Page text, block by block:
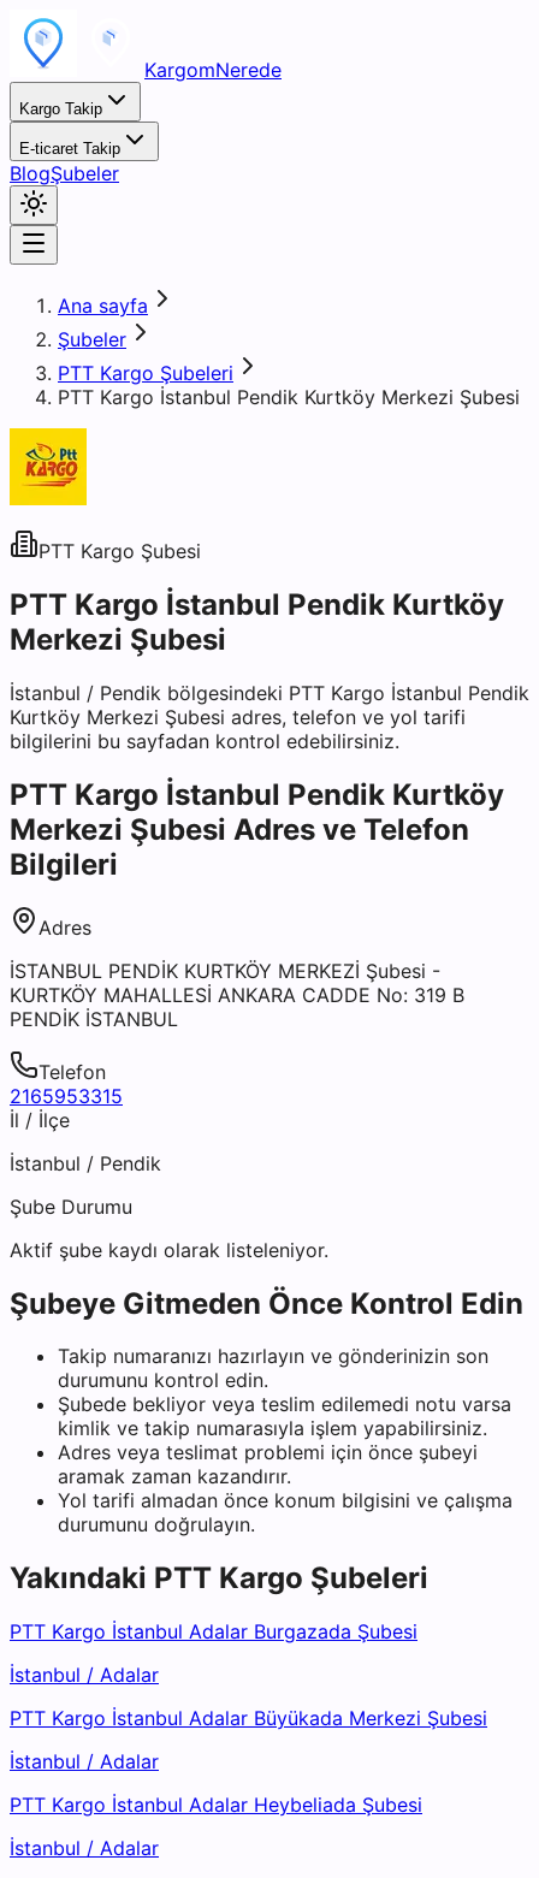
KargomNerede
Kargo Takip
E-ticaret Takip
BlogŞubeler
Ana sayfa
Şubeler
PTT Kargo Şubeleri
PTT Kargo İstanbul Pendik Kurtköy Merkezi Şubesi
PTT Kargo Şubesi
PTT Kargo İstanbul Pendik Kurtköy
Merkezi Şubesi
İstanbul / Pendik bölgesindeki PTT Kargo İstanbul Pendik
Kurtköy Merkezi Şubesi adres, telefon ve yol tarifi
bilgilerini bu sayfadan kontrol edebilirsiniz.
PTT Kargo İstanbul Pendik Kurtköy
Merkezi Şubesi Adres ve Telefon
Bilgileri
Adres
İSTANBUL PENDİK KURTKÖY MERKEZİ Şubesi -
KURTKÖY MAHALLESİ ANKARA CADDE No: 319 B
PENDİK İSTANBUL
Telefon
2165953315
İl / İlçe
İstanbul / Pendik
Şube Durumu
Aktif şube kaydı olarak listeleniyor.
Şubeye Gitmeden Önce Kontrol Edin
Takip numaranızı hazırlayın ve gönderinizin son
durumunu kontrol edin.
Şubede bekliyor veya teslim edilemedi notu varsa
kimlik ve takip numarasıyla işlem yapabilirsiniz.
Adres veya teslimat problemi için önce şubeyi
aramak zaman kazandırır.
Yol tarifi almadan önce konum bilgisini ve çalışma
durumunu doğrulayın.
Yakındaki PTT Kargo Şubeleri
PTT Kargo İstanbul Adalar Burgazada Şubesi
İstanbul / Adalar
PTT Kargo İstanbul Adalar Büyükada Merkezi Şubesi
İstanbul / Adalar
PTT Kargo İstanbul Adalar Heybeliada Şubesi
İstanbul / Adalar